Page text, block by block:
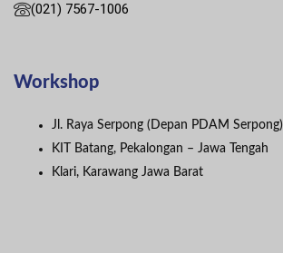
(021) 7567-1006
Workshop
Jl. Raya Serpong (Depan PDAM Serpong)
KIT Batang, Pekalongan – Jawa Tengah
Klari, Karawang Jawa Barat